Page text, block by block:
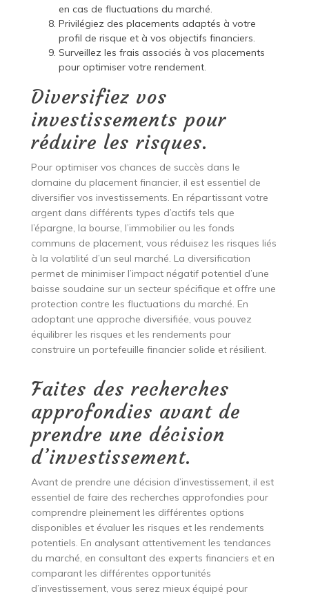
en cas de fluctuations du marché.
Privilégiez des placements adaptés à votre
profil de risque et à vos objectifs financiers.
Surveillez les frais associés à vos placements
pour optimiser votre rendement.
Diversifiez vos
investissements pour
réduire les risques.
Pour optimiser vos chances de succès dans le
domaine du placement financier, il est essentiel de
diversifier vos investissements. En répartissant votre
argent dans différents types d’actifs tels que
l’épargne, la bourse, l’immobilier ou les fonds
communs de placement, vous réduisez les risques liés
à la volatilité d’un seul marché. La diversification
permet de minimiser l’impact négatif potentiel d’une
baisse soudaine sur un secteur spécifique et offre une
protection contre les fluctuations du marché. En
adoptant une approche diversifiée, vous pouvez
équilibrer les risques et les rendements pour
construire un portefeuille financier solide et résilient.
Faites des recherches
approfondies avant de
prendre une décision
d’investissement.
Avant de prendre une décision d’investissement, il est
essentiel de faire des recherches approfondies pour
comprendre pleinement les différentes options
disponibles et évaluer les risques et les rendements
potentiels. En analysant attentivement les tendances
du marché, en consultant des experts financiers et en
comparant les différentes opportunités
d’investissement, vous serez mieux équipé pour